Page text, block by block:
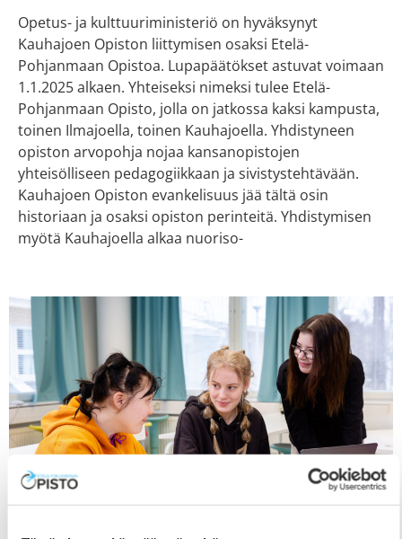
Opetus- ja kulttuuriministeriö on hyväksynyt
Kauhajoen Opiston liittymisen osaksi Etelä-
Pohjanmaan Opistoa. Lupapäätökset astuvat voimaan
1.1.2025 alkaen. Yhteiseksi nimeksi tulee Etelä-
Pohjanmaan Opisto, jolla on jatkossa kaksi kampusta,
toinen Ilmajoella, toinen Kauhajoella. Yhdistyneen
opiston arvopohja nojaa kansanopistojen
yhteisölliseen pedagogiikkaan ja sivistystehtävään.
Kauhajoen Opiston evankelisuus jää tältä osin
historiaan ja osaksi opiston perinteitä. Yhdistymisen
myötä Kauhajoella alkaa nuoriso-